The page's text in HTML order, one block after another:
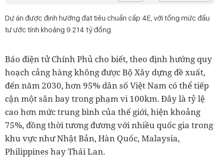
Dự án được định hướng đạt tiêu chuẩn cấp 4E, với tổng mức đầu
tư ước tính khoảng 9.214 tỷ đồng.
Báo điện tử Chính Phủ cho biết, theo định hướng quy
hoạch cảng hàng không được Bộ Xây dựng đề xuất,
đến năm 2030, hơn 95% dân số Việt Nam có thể tiếp
cận một sân bay trong phạm vi 100km. Đây là tỷ lệ
cao hơn mức trung bình của thế giới, hiện khoảng
75%, đồng thời tương đương với nhiều quốc gia trong
khu vực như Nhật Bản, Hàn Quốc, Malaysia,
Philippines hay Thái Lan.